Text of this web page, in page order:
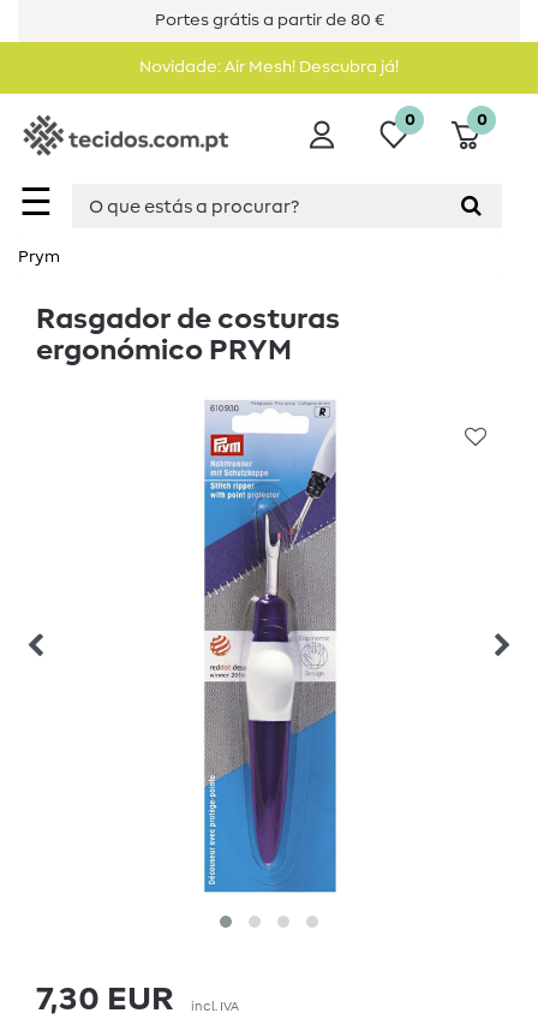
Portes grátis a partir de 80 €
Novidade: Air Mesh! Descubra já!
☰
0 0
Prym
Rasgador de costuras
ergonómico PRYM
7,30 EUR incl. IVA